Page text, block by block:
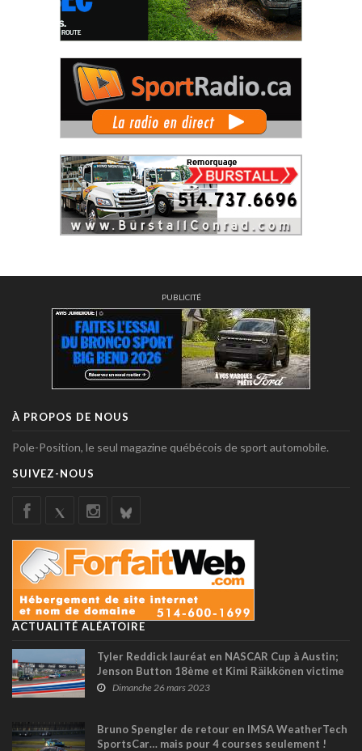
PUBLICITÉ
À PROPOS DE NOUS
Pole-Position, le seul magazine québécois de sport automobile.
SUIVEZ-NOUS
ACTUALITÉ ALÉATOIRE
Tyler Reddick lauréat en NASCAR Cup à Austin;
Jenson Button 18ème et Kimi Räikkönen victime
d’un accrochage (+ vidéo)
Dimanche 26 mars 2023
Bruno Spengler de retour en IMSA WeatherTech
SportsCar… mais pour 4 courses seulement !